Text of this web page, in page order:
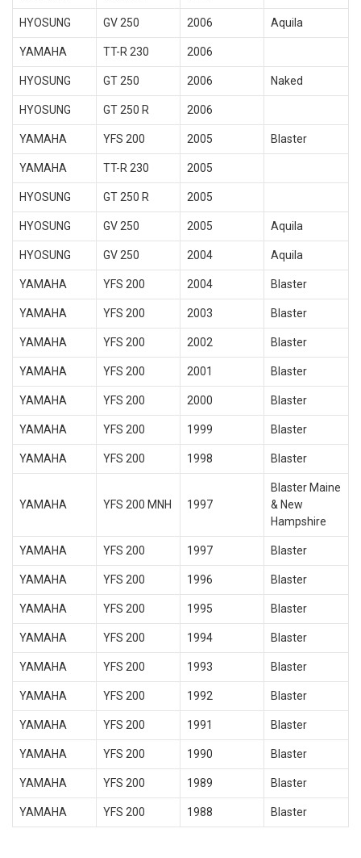
HYOSUNG GV 250 2006 Aquila
YAMAHA TT-R 230 2006
HYOSUNG GT 250 2006 Naked
HYOSUNG GT 250 R 2006
YAMAHA YFS 200 2005 Blaster
YAMAHA TT-R 230 2005
HYOSUNG GT 250 R 2005
HYOSUNG GV 250 2005 Aquila
HYOSUNG GV 250 2004 Aquila
YAMAHA YFS 200 2004 Blaster
YAMAHA YFS 200 2003 Blaster
YAMAHA YFS 200 2002 Blaster
YAMAHA YFS 200 2001 Blaster
YAMAHA YFS 200 2000 Blaster
YAMAHA YFS 200 1999 Blaster
YAMAHA YFS 200 1998 Blaster
YAMAHA YFS 200 MNH 1997
Blaster Maine
& New
Hampshire
YAMAHA YFS 200 1997 Blaster
YAMAHA YFS 200 1996 Blaster
YAMAHA YFS 200 1995 Blaster
YAMAHA YFS 200 1994 Blaster
YAMAHA YFS 200 1993 Blaster
YAMAHA YFS 200 1992 Blaster
YAMAHA YFS 200 1991 Blaster
YAMAHA YFS 200 1990 Blaster
YAMAHA YFS 200 1989 Blaster
YAMAHA YFS 200 1988 Blaster